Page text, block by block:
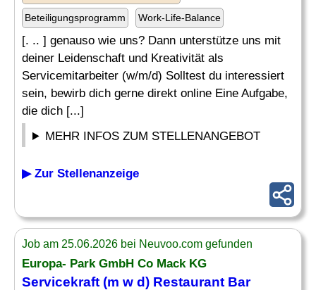
Beteiligungsprogramm Work-Life-Balance
[. .. ] genauso wie uns? Dann unterstütze uns mit
deiner Leidenschaft und Kreativität als
Servicemitarbeiter (w/m/d) Solltest du interessiert
sein, bewirb dich gerne direkt online Eine Aufgabe,
die dich [...]
MEHR INFOS ZUM STELLENANGEBOT
▶ Zur Stellenanzeige
Job am 25.06.2026 bei Neuvoo.com gefunden
Europa- Park GmbH Co Mack KG
Servicekraft (m w d) Restaurant Bar